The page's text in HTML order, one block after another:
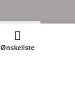
Ønskeliste